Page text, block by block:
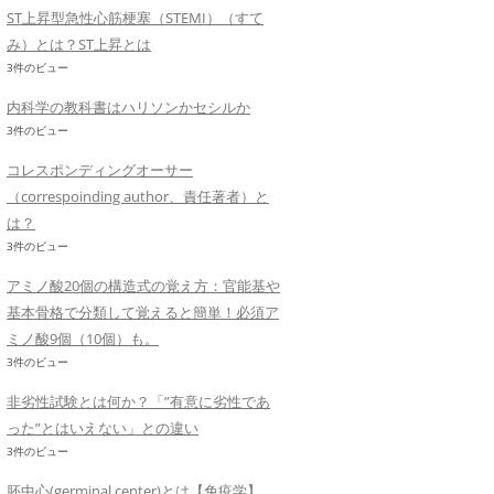
ST上昇型急性心筋梗塞（STEMI）（すて
み）とは？ST上昇とは
3件のビュー
内科学の教科書はハリソンかセシルか
3件のビュー
コレスポンディングオーサー
（correspoinding author、責任著者）と
は？
3件のビュー
アミノ酸20個の構造式の覚え方：官能基や
基本骨格で分類して覚えると簡単！必須ア
ミノ酸9個（10個）も。
3件のビュー
非劣性試験とは何か？「”有意に劣性であ
った”とはいえない」との違い
3件のビュー